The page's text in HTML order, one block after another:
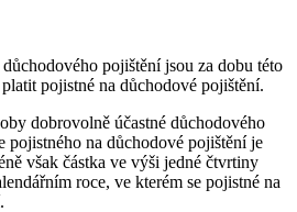
pojištění jsou za dobu této
pojistné na důchodové pojištění.
dobrovolně účastné důchodového
pojistného na důchodové pojištění je
však částka ve výši jedné čtvrtiny
roce, ve kterém se pojistné na